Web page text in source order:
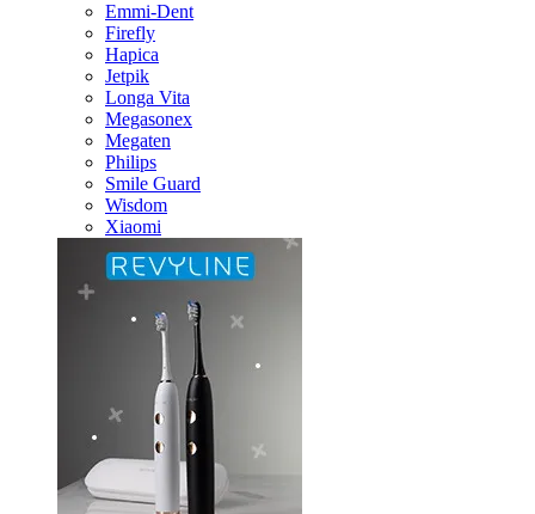
Emmi-Dent
Firefly
Hapica
Jetpik
Longa Vita
Megasonex
Megaten
Philips
Smile Guard
Wisdom
Xiaomi